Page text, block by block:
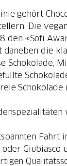
gehört
Die
den «Sofi
daneben die
Schokolade,
Fahrt
Giubiasco